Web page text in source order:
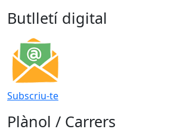
Butlletí digital
Subscriu-te
Plànol / Carrers